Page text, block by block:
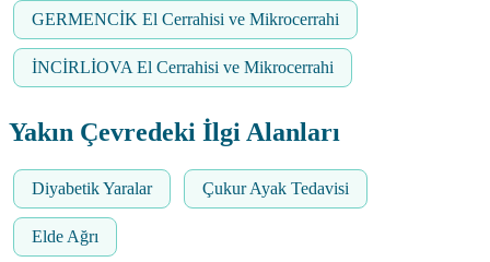
GERMENCİK El Cerrahisi ve Mikrocerrahi
İNCİRLİOVA El Cerrahisi ve Mikrocerrahi
Yakın Çevredeki İlgi Alanları
Diyabetik Yaralar Çukur Ayak Tedavisi
Elde Ağrı